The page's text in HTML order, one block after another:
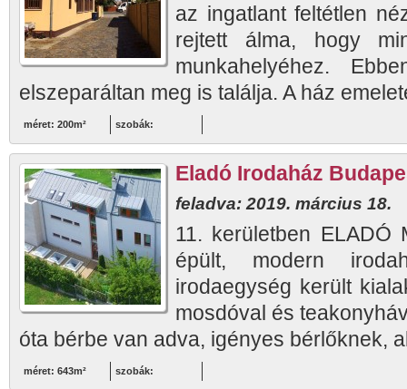
az ingatlant feltétlen
rejtett álma, hogy
munkahelyéhez.
elszeparáltan meg is találja. A ház
méret: 200m² szobák:
Eladó Irodaház
feladva: 2019. március 18.
11. kerületben ELADÓ
épült, modern
irodaegység került
mosdóval és
óta bérbe van adva, igényes bérlőknek,
méret: 643m² szobák: